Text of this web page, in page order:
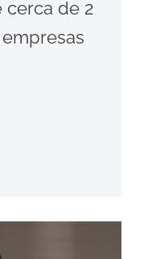
cerca de 2